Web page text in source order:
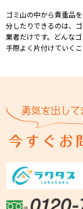
ゴミ⼭の中から貴重品
分したりできるのは、
業者だけです。どんな
⼿際よく⽚付けていくこ